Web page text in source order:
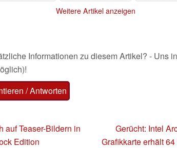
26.03.2023
Weitere Artikel anzeigen
Informationen zu diesem Artikel? - Uns
/ Antworten
auf Teaser-Bildern in
Edition
Gerücht: Intel
Grafikkarte erhält